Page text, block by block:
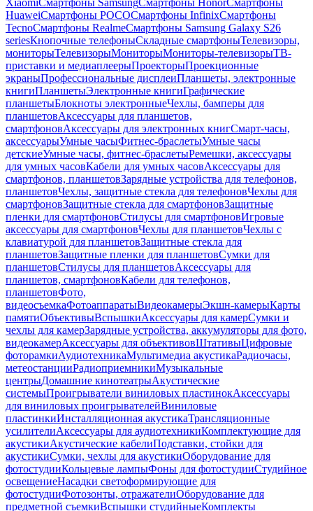
XiaomiСмартфоны SamsungСмартфоны HonorСмартфоны
HuaweiСмартфоны POCOСмартфоны InfinixСмартфоны
TecnoСмартфоны RealmeСмартфоны Samsung Galaxy S26
seriesКнопочные телефоныСкладные смартфоныТелевизоры,
мониторыТелевизорыМониторыМониторы-телевизорыТВ-
приставки и медиаплеерыПроекторыПроекционные
экраныПрофессиональные дисплеиПланшеты, электронные
книгиПланшетыЭлектронные книгиГрафические
планшетыБлокноты электронныеЧехлы, бамперы для
планшетовАксессуары для планшетов,
смартфоновАксессуары для электронных книгСмарт-часы,
аксессуарыУмные часыФитнес-браслетыУмные часы
детскиеУмные часы, фитнес-браслетыРемешки, аксессуары
для умных часовКабели для умных часовАксессуары для
смартфонов, планшетовЗарядные устройства для телефонов,
планшетовЧехлы, защитные стекла для телефоновЧехлы для
смартфоновЗащитные стекла для смартфоновЗащитные
пленки для смартфоновСтилусы для смартфоновИгровые
аксессуары для смартфоновЧехлы для планшетовЧехлы с
клавиатурой для планшетовЗащитные стекла для
планшетовЗащитные пленки для планшетовСумки для
планшетовСтилусы для планшетовАксессуары для
планшетов, смартфоновКабели для телефонов,
планшетовФото,
видеосъемкаФотоаппаратыВидеокамерыЭкшн-камерыКарты
памятиОбъективыВспышкиАксессуары для камерСумки и
чехлы для камерЗарядные устройства, аккумуляторы для фото,
видеокамерАксессуары для объективовШтативыЦифровые
фоторамкиАудиотехникаМультимедиа акустикаРадиочасы,
метеостанцииРадиоприемникиМузыкальные
центрыДомашние кинотеатрыАкустические
системыПроигрыватели виниловых пластинокАксессуары
для виниловых проигрывателейВиниловые
пластинкиИнсталляционная акустикаТрансляционные
усилителиАксессуары для аудиотехникиКомплектующие для
акустикиАкустические кабелиПодставки, стойки для
акустикиСумки, чехлы для акустикиОборудование для
фотостудииКольцевые лампыФоны для фотостудииСтудийное
освещениеНасадки светоформирующие для
фотостудииФотозонты, отражателиОборудование для
предметной съемкиВспышки студийныеКомплекты